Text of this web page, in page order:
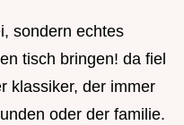
sondern echtes
tisch bringen! da fiel
klassiker, der immer
oder der familie.